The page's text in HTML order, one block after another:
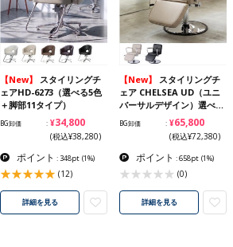
【New】
ェアHD-6273（選べる5色
＋脚部11タイプ）
BG卸価 ¥34,800
(税込¥38,280)
ポイント : 348pt (1%)
(12)
詳細を見る
【New】
ェア CHELSEA UD（ユニ
バーサルデザイン）選べ…
BG卸価 ¥65,800
(税込¥72,380)
ポイント : 658pt (1%)
(0)
詳細を見る